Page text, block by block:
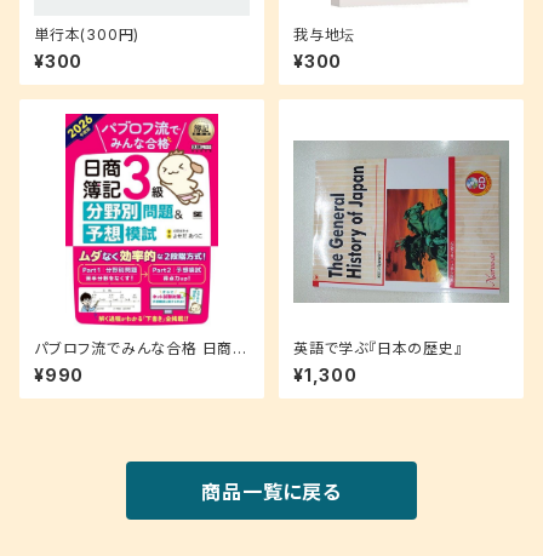
単行本(300円)
¥300
我与地坛
¥300
パブロフ流でみんな合格 日商簿
記3級 分野別問題＆予想模試 2
026年度版
¥990
英語で学ぶ『日本の歴史』
¥1,300
商品一覧に戻る